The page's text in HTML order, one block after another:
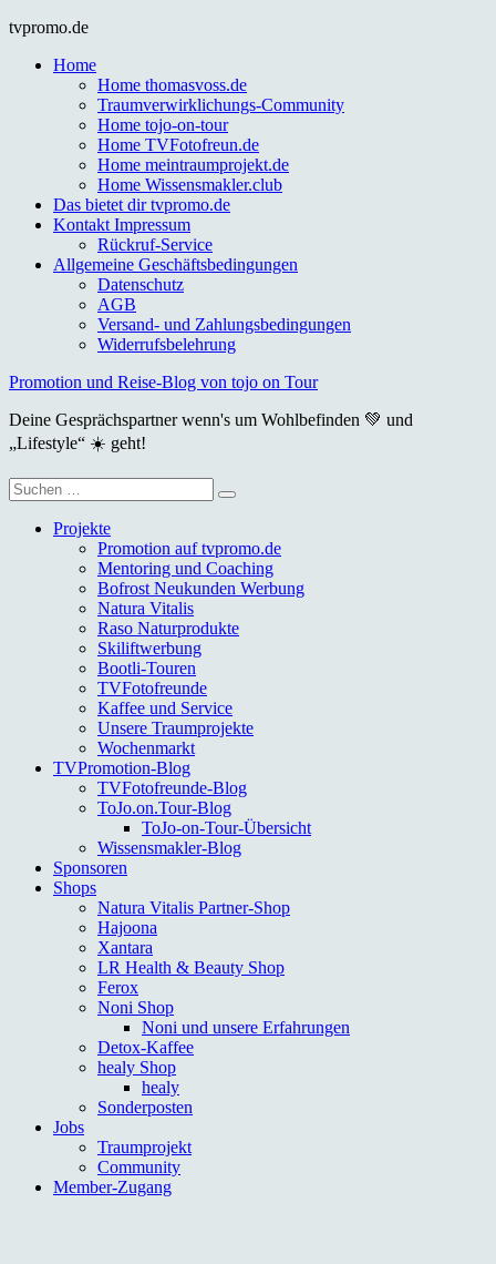
Skip
content
tvpromo.de
Home
Home thomasvoss.de
Traumverwirklichungs-Community
Home tojo-on-tour
Home TVFotofreun.de
Home meintraumprojekt.de
Home Wissensmakler.club
Das bietet dir tvpromo.de
Kontakt Impressum
Rückruf-Service
Allgemeine Geschäftsbedingungen
Datenschutz
AGB
Versand- und Zahlungsbedingungen
Widerrufsbelehrung
Promotion und Reise-Blog von tojo on Tour
Deine Gesprächspartner wenn's um Wohlbefinden 💚 und
„Lifestyle“ ☀️ geht!
Suche
nach:
Projekte
Promotion auf tvpromo.de
Mentoring und Coaching
Bofrost Neukunden Werbung
Natura Vitalis
Raso Naturprodukte
Skiliftwerbung
Bootli-Touren
TVFotofreunde
Kaffee und Service
Unsere Traumprojekte
Wochenmarkt
TVPromotion-Blog
TVFotofreunde-Blog
ToJo.on.Tour-Blog
ToJo-on-Tour-Übersicht
Wissensmakler-Blog
Sponsoren
Shops
Natura Vitalis Partner-Shop
Hajoona
Xantara
LR Health & Beauty Shop
Ferox
Noni Shop
Noni und unsere Erfahrungen
Detox-Kaffee
healy Shop
healy
Sonderposten
Jobs
Traumprojekt
Community
Member-Zugang